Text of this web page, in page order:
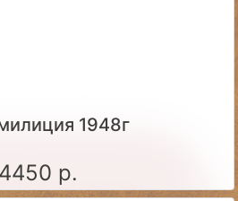
1948г
4450 р.